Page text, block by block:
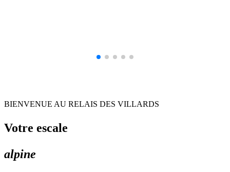
BIENVENUE AU RELAIS DES VILLARDS
Votre escale
alpine